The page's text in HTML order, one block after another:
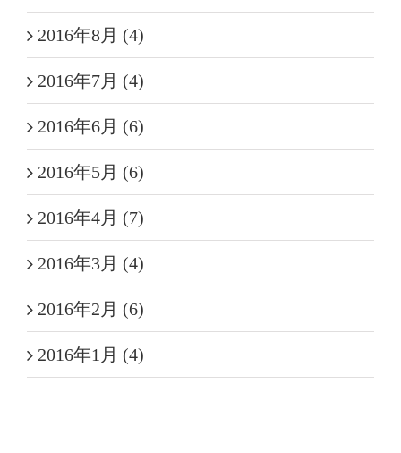
2016年8月 (4)
2016年7月 (4)
2016年6月 (6)
2016年5月 (6)
2016年4月 (7)
2016年3月 (4)
2016年2月 (6)
2016年1月 (4)